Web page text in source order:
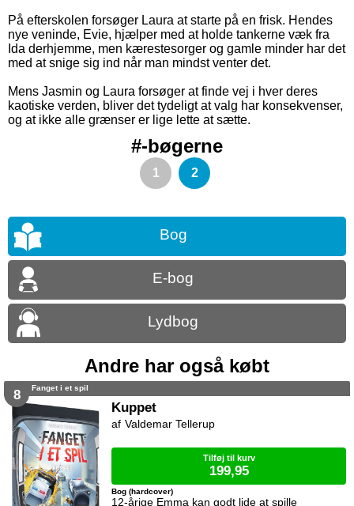
På efterskolen forsøger Laura at starte på en frisk. Hendes
nye veninde, Evie, hjælper med at holde tankerne væk fra
Ida derhjemme, men kærestesorger og gamle minder har det
med at snige sig ind når man mindst venter det.
Mens Jasmin og Laura forsøger at finde vej i hver deres
kaotiske verden, bliver det tydeligt at valg har konsekvenser,
og at ikke alle grænser er lige lette at sætte.
#-bøgerne
1 2
Bog
E-bog
Lydbog
Andre har også købt
8 Fanget i et spil
Kuppet
12-årige Emma kan godt lide at spille
Bog (hardcover)
Valdemar Tellerup
Tilføj til kurv
199,95